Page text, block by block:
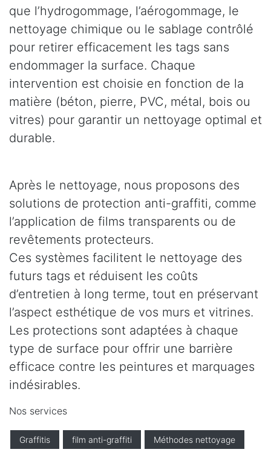
que l’hydrogommage, l’aérogommage, le
nettoyage chimique ou le sablage contrôlé
pour retirer efficacement les tags sans
endommager la surface. Chaque
intervention est choisie en fonction de la
matière (béton, pierre, PVC, métal, bois ou
vitres) pour garantir un nettoyage optimal et
durable.
Après le nettoyage, nous proposons des
solutions de protection anti-graffiti, comme
l’application de films transparents ou de
revêtements protecteurs.
Ces systèmes facilitent le nettoyage des
futurs tags et réduisent les coûts
d’entretien à long terme, tout en préservant
l’aspect esthétique de vos murs et vitrines.
Les protections sont adaptées à chaque
type de surface pour offrir une barrière
efficace contre les peintures et marquages
indésirables.
Nos services
Graffitis film anti-graffiti Méthodes nettoyage